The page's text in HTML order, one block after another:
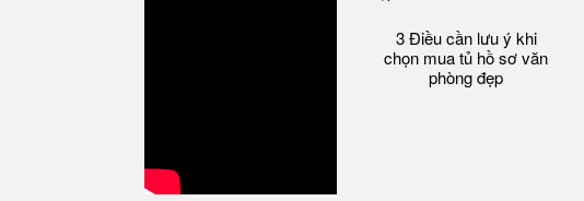
3 Điều cần lưu ý khi
chọn mua tủ hồ sơ văn
phòng đẹp